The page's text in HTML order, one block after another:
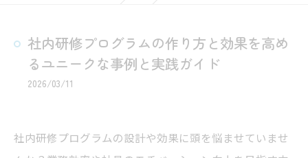
社内研修プログラムの作り方と効果を高め
るユニークな事例と実践ガイド
2026/03/11
社内研修プログラムの設計や効果に頭を悩ませていませ